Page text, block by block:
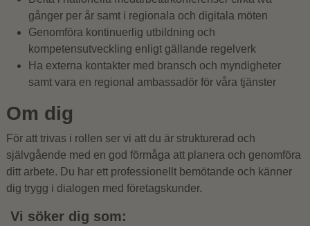
gånger per år samt i regionala och digitala möten
Genomföra kontinuerlig utbildning och
kompetensutveckling enligt gällande regelverk
Ha externa kontakter med bransch och myndigheter
samt vara en regional ambassadör för våra tjänster
Om dig
För att trivas i rollen ser vi att du är strukturerad och
självgående med en god förmåga att planera och genomföra
ditt arbete. Du har ett professionellt bemötande och känner
dig trygg i dialogen med företagskunder.
Vi söker dig som: